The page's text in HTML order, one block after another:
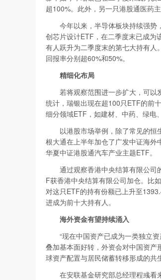
超100%。此外，另一只港股通医药
今年以来，半导体板块持续强势
创芯片设计ETF，在二季度末已成为
有人跃升为二季度末的第七大持有
回报率分别超60%和50%。
精细化布局
若将观察范围进一步扩大，可以
统计，瑞银出现在超100只ETF的前
细分领域ETF，如建材、中药、绿电
以港股市场举例，除了常见的恒
根大通在上半年加仓了广发中证海
华夏中证港股通汽车产业主题ETF。
通过观察香港中央结算有限公司
F获香港中央结算有限公司加仓。比
对这只ETF的持有份额已上升至
进成为前十大持有人。
海外资金有望持续涌入
“现在中国资产已成为一类独立资
叠加基本面好转，外资会对中国资产
球资产配置与居民储蓄转移形成的共
在安联基金研究部总经理程彧看